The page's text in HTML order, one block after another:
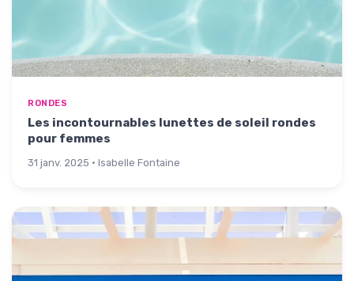
RONDES
Les incontournables lunettes de soleil rondes
pour femmes
31 janv. 2025 · Isabelle Fontaine